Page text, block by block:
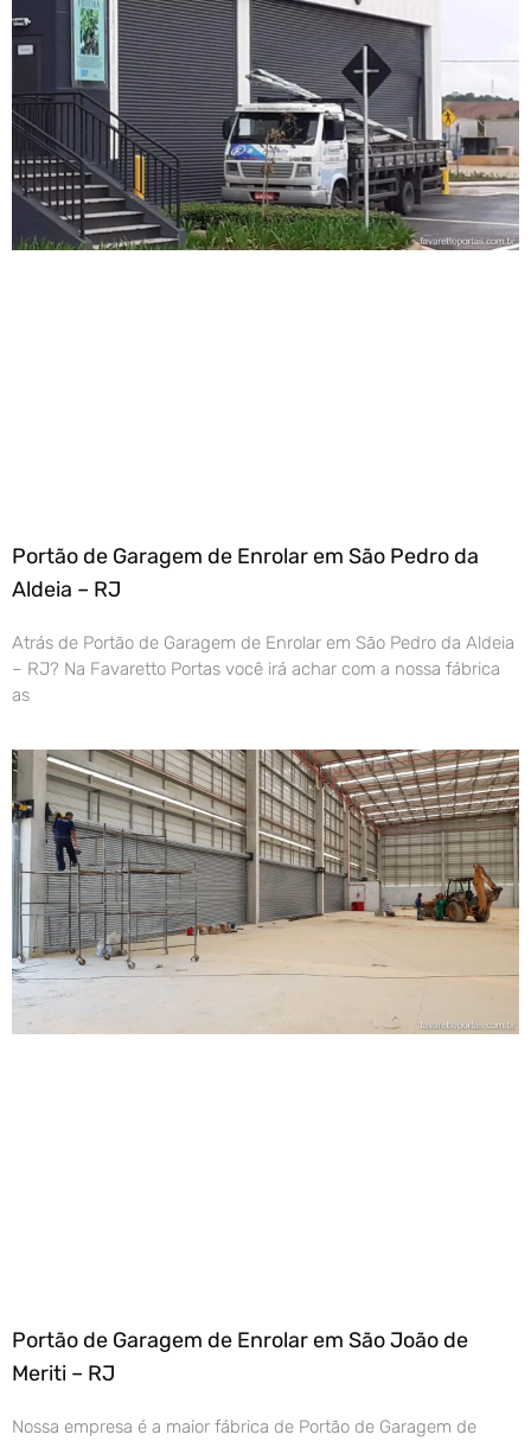
Portão de Garagem de Enrolar em São Pedro da
Aldeia – RJ
Atrás de Portão de Garagem de Enrolar em São Pedro da Aldeia
– RJ? Na Favaretto Portas você irá achar com a nossa fábrica
as
Portão de Garagem de Enrolar em São João de
Meriti – RJ
Nossa empresa é a maior fábrica de Portão de Garagem de